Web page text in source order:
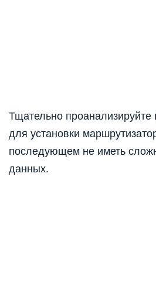
Тщательно
для установки
последующем не иметь
данных.